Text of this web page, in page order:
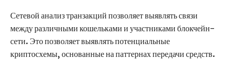
Сетевой анализ транзакций позволяет выявлять связи
между различными кошельками и участниками блокчейн-
сети. Это позволяет выявлять потенциальные
криптосхемы, основанные на паттернах передачи средств.